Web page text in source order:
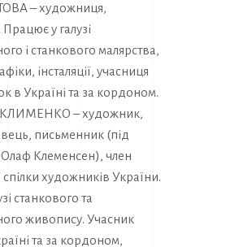
– художниця,
у галузі
і станкового малярства,
інсталяції, учасниця
в Україні та за кордоном.
– художник,
письменник (під
Клеменсен), член
художників України.
станкового та
живопису. Учасник
та за кордоном,